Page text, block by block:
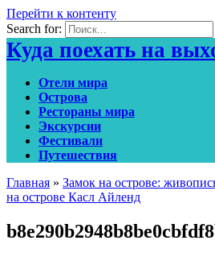
Перейти к контенту
Search for:
Куда поехать на
Отели мира
Острова
Рестораны мира
Экскурсии
Фестивали
Путешествия
Главная » Замок на острове:
на острове Касл Айленд